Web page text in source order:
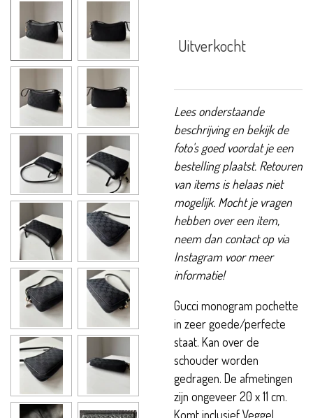
Uitverkocht
Lees onderstaande
beschrijving en bekijk de
foto's goed voordat je een
bestelling plaatst. Retouren
van items is helaas niet
mogelijk. Mocht je vragen
hebben over een item,
neem dan contact op via
Instagram voor meer
informatie!
Gucci monogram pochette
in zeer goede/perfecte
staat. Kan over de
schouder worden
gedragen. De afmetingen
zijn ongeveer 20 x 11 cm.
Komt inclusief Veggel